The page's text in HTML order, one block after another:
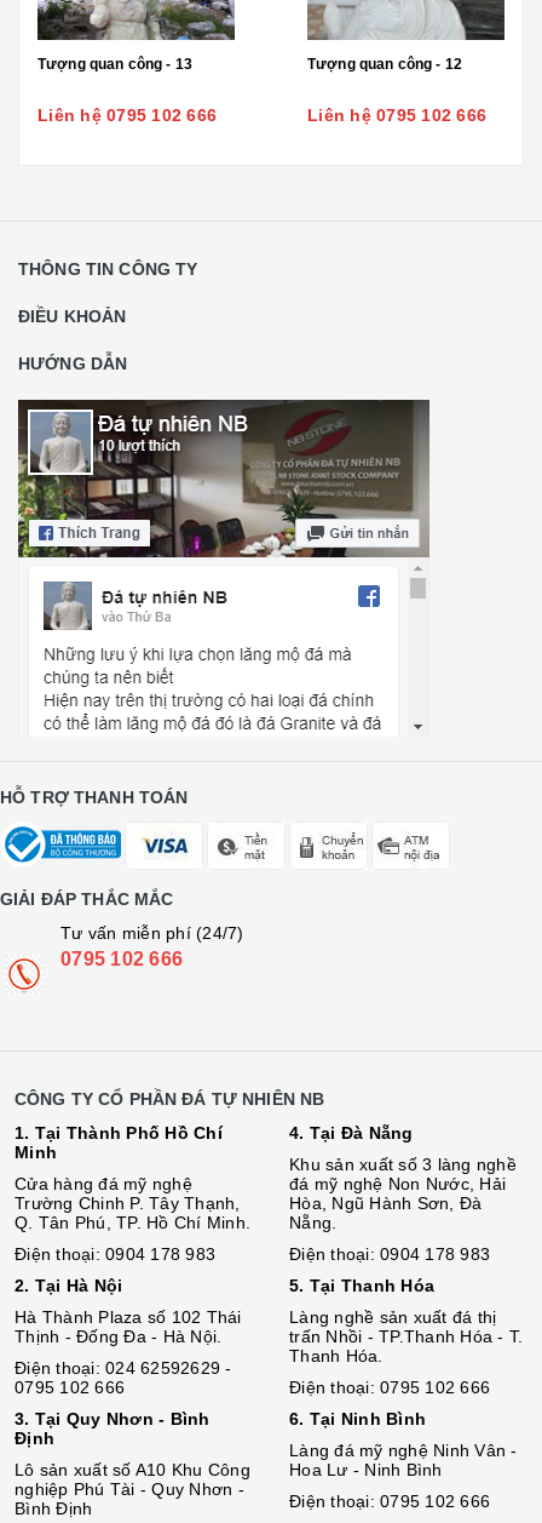
Tượng quan công - 13
Liên hệ 0795 102 666
Tượng quan công - 12
Liên hệ 0795 102 666
THÔNG TIN CÔNG TY
ĐIỀU KHOẢN
HƯỚNG DẪN
HỖ TRỢ THANH TOÁN
GIẢI ĐÁP THẮC MẮC
Tư vấn miễn phí (24/7)
0795 102 666
CÔNG TY CỔ PHẦN ĐÁ TỰ NHIÊN NB
1. Tại Thành Phố Hồ Chí
Minh
Cửa hàng đá mỹ nghệ
Trường Chinh P. Tây Thạnh,
Q. Tân Phú, TP. Hồ Chí Minh.
Điện thoại: 0904 178 983
2. Tại Hà Nội
Hà Thành Plaza số 102 Thái
Thịnh - Đống Đa - Hà Nội.
Điện thoại: 024 62592629 -
0795 102 666
3. Tại Quy Nhơn - Bình
Định
Lô sản xuất số A10 Khu Công
nghiệp Phú Tài - Quy Nhơn -
Bình Định
4. Tại Đà Nẵng
Khu sản xuất số 3 làng nghề
đá mỹ nghệ Non Nước, Hải
Hòa, Ngũ Hành Sơn, Đà
Nẵng.
Điện thoại: 0904 178 983
5. Tại Thanh Hóa
Làng nghề sản xuất đá thị
trấn Nhồi - TP.Thanh Hóa - T.
Thanh Hóa.
Điện thoại: 0795 102 666
6. Tại Ninh Bình
Làng đá mỹ nghệ Ninh Vân -
Hoa Lư - Ninh Bình
Điện thoại: 0795 102 666